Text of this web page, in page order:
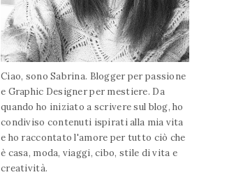
Ciao, sono Sabrina. Blogger per passione
e Graphic Designer per mestiere. Da
quando ho iniziato a scrivere sul blog, ho
condiviso contenuti ispirati alla mia vita
e ho raccontato l'amore per tutto ciò che
è casa, moda, viaggi, cibo, stile di vita e
creatività.